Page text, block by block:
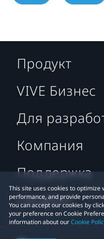
This site uses cookies to
performance, and provide
You can accept our cookies by
your preference on Cookie
information about ourCookie
Продукт
VIVE Бизнес
Для
Компания
Поддержка
Location